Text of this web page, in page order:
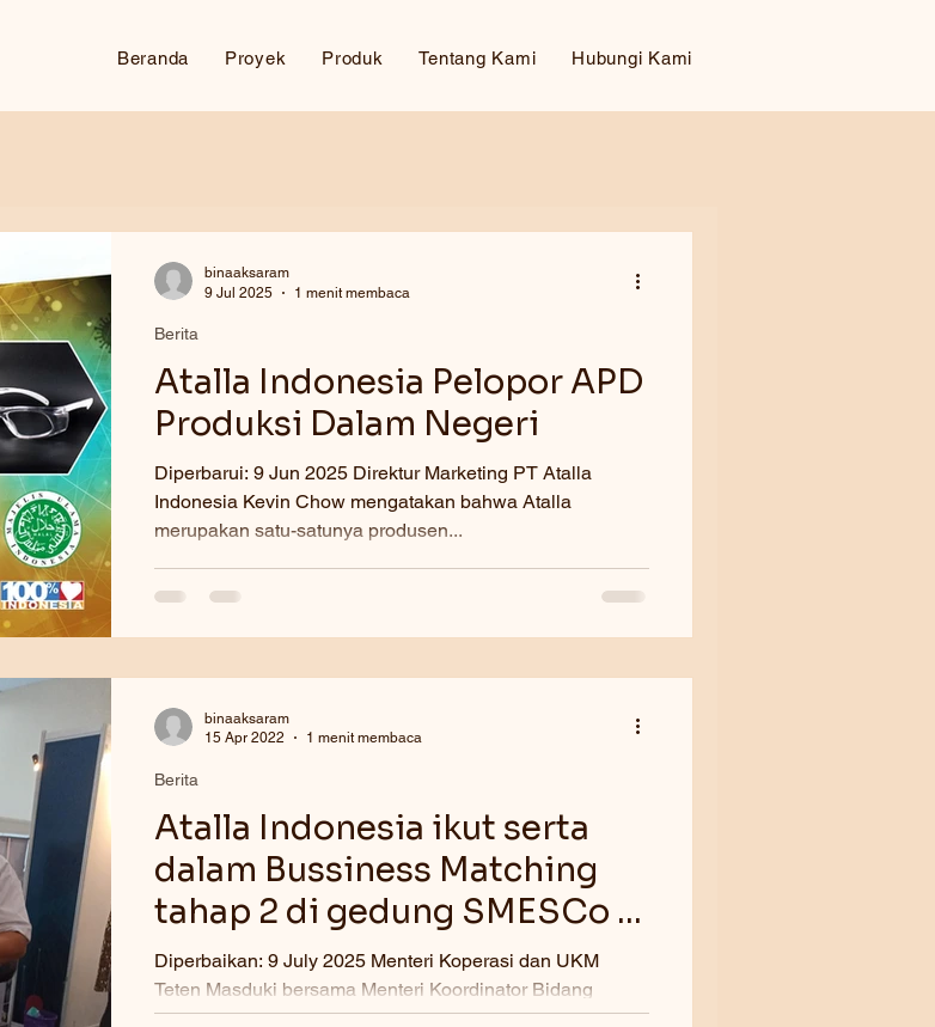
Beranda Proyek Produk Tentang Kami Hubungi Kami
Atalla Indonesia Pelopor APD
Produksi Dalam Negeri
Diperbarui: 9 Jun 2025 Direktur Marketing PT Atalla
Indonesia Kevin Chow mengatakan bahwa Atalla
merupakan satu-satunya produsen...
Berita
binaaksaram
9 Jul 2025
1 menit membaca
Atalla Indonesia ikut serta
dalam Bussiness Matching
tahap 2 di gedung SMESCo 11
April 2022
Diperbaikan: 9 July 2025 Menteri Koperasi dan UKM
Teten Masduki bersama Menteri Koordinator Bidang
Kemaritiman dan Investasi Luhut Binsar...
Berita
binaaksaram
15 Apr 2022
1 menit membaca